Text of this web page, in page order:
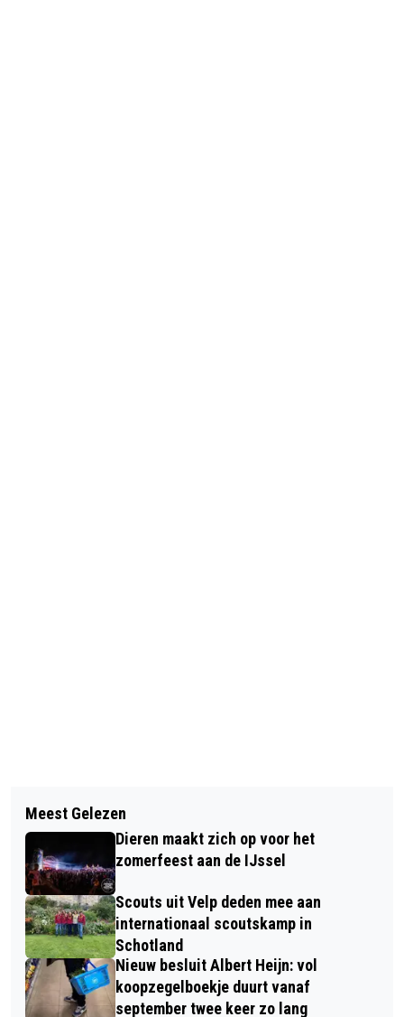
STEUNOUDER ZOEKT INWONERS DIE
TIJD WILLEN VRIJMAKEN VOOR EEN
KIND
DIERENSE SPEELTUIN VIERT 80-JARIG
BESTAAN MET DRUKBEZOCHTE
FEESTDAG
Meest Gelezen
Dieren maakt zich op voor het
zomerfeest aan de IJssel
Scouts uit Velp deden mee aan
internationaal scoutskamp in
Schotland
Nieuw besluit Albert Heijn: vol
koopzegelboekje duurt vanaf
september twee keer zo lang